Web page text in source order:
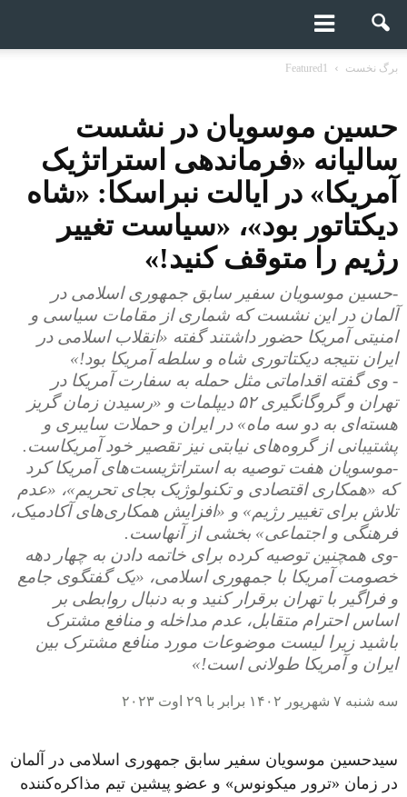
برگ نخست Featured1
حسین موسویان در نشست
سالیانه «فرماندهی استراتژیک
آمریکا» در ایالت نبراسکا: «شاه
دیکتاتور بود»، «سیاست تغییر
رژیم را متوقف کنید!»
-حسین موسویان سفیر سابق جمهوری اسلامی در
آلمان در این نشست که شماری از مقامات سیاسی و
امنیتی آمریکا حضور داشتند گفته «انقلاب اسلامی در
ایران نتیجه دیکتاتوری شاه و سلطه آمریکا بود!»
- وی گفته اقداماتی مثل حمله به سفارت آمریکا در
تهران و گروگانگیری ۵۲ دیپلمات و «رسیدن زمان گریز
هسته‌ای به دو سه ماه» در ایران و حملات سایبری و
پشتیبانی از گروه‌های نیابتی نیز تقصیر خود آمریکاست.
-موسویان هفت توصیه به استراتژیست‌های آمریکا کرد
که «همکاری اقتصادی و تکنولوژیک بجای تحریم»، «عدم
تلاش برای تغییر رژیم» و «افزایش همکاری‌های آکادمیک،
فرهنگی و اجتماعی» بخشی از آنهاست.
-وی همچنین توصیه کرده برای خاتمه دادن به چهار دهه
خصومت آمریکا با جمهوری اسلامی، «یک گفتگوی جامع
و فراگیر با تهران برقرار کنید و به دنبال روابطی بر
اساس احترام متقابل، عدم مداخله و منافع مشترک
باشید زیرا لیست موضوعات مورد منافع مشترک بین
ایران و آمریکا طولانی است!»
سه شنبه ۷ شهریور ۱۴۰۲ برابر با ۲۹ اوت ۲۰۲۳
سیدحسین موسویان سفیر سابق جمهوری اسلامی در آلمان
در زمان «ترور میکونوس» و عضو پیشین تیم مذاکره‌کننده